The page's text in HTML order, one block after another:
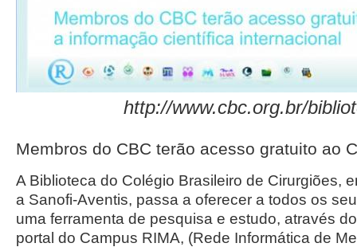
http://www.cbc.org.br/
Membros do CBC terão acesso gratuito ao
A Biblioteca do Colégio Brasileiro de Cirurgiões,
a Sanofi-Aventis, passa a oferecer a todos os
uma ferramenta de pesquisa e estudo, através
portal do Campus RIMA, (Rede Informática de